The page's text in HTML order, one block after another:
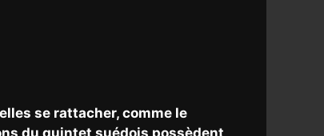
se rattacher, comme le